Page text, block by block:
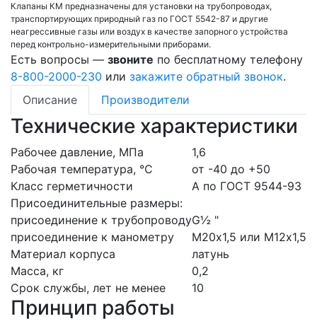
Клапаны КМ предназначены для установки на трубопроводах,
транспортирующих природный газ по ГОСТ 5542-87 и другие
неагрессивные газы или воздух в качестве запорного устройства
перед контрольно-измерительными приборами.
Есть вопросы — звоните по бесплатному телефону
8-800-2000-230 или закажите обратный звонок.
Описание
Производители
Технические характеристики
Рабочее давление, МПа
1,6
Рабочая температура, °С
от -40 до +50
Класс герметичности
А по ГОСТ 9544-93
Присоединительные размеры:
присоединение к трубопроводуG½ "
присоединение к манометру
М20х1,5 или М12х1,5
Материал корпуса
латунь
Масса, кг
0,2
Срок службы, лет не менее
10
Принцип работы